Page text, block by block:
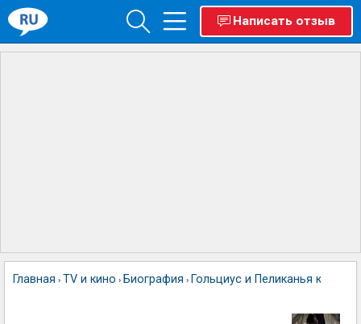
Написать отзыв
Главная › TV и кино › Биография › Гольциус и Пеликанья